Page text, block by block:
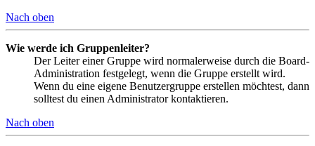
Nach oben
Wie werde ich Gruppenleiter?
Der Leiter einer Gruppe wird normalerweise durch die Board-
Administration festgelegt, wenn die Gruppe erstellt wird.
Wenn du eine eigene Benutzergruppe erstellen möchtest, dann
solltest du einen Administrator kontaktieren.
Nach oben